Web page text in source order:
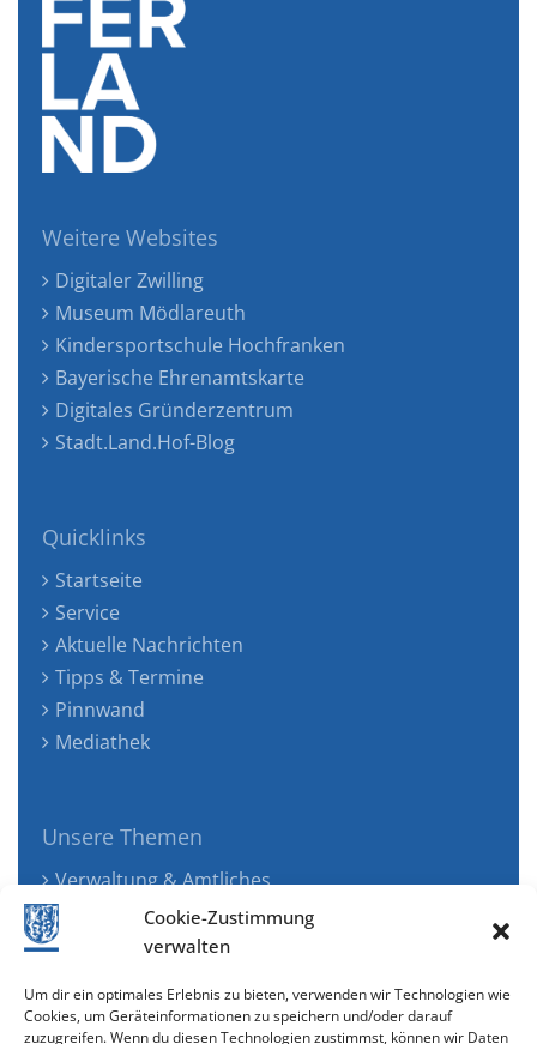
Cookie-Zustimmung
verwalten
Um dir ein optimales Erlebnis zu bieten, verwenden wir Technologien wie
Cookies, um Geräteinformationen zu speichern und/oder darauf
zuzugreifen. Wenn du diesen Technologien zustimmst, können wir Daten
Weitere Websites
Digitaler Zwilling
Museum Mödlareuth
Kindersportschule Hochfranken
Bayerische Ehrenamtskarte
Digitales Gründerzentrum
Stadt.Land.Hof-Blog
Quicklinks
Startseite
Service
Aktuelle Nachrichten
Tipps & Termine
Pinnwand
Mediathek
Unsere Themen
Verwaltung & Amtliches
Jugend, Familie & Gesundheit
Tourismus, Freizeit & Ökologie
Wirtschaft & Verkehr